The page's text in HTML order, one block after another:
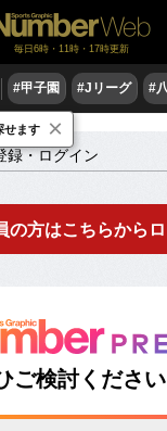
毎日6時・11時・17時更新
#甲子園 #Jリーグ #
ログイン
録・ログイン
の方はこちらから
ご検討ください
せます ×